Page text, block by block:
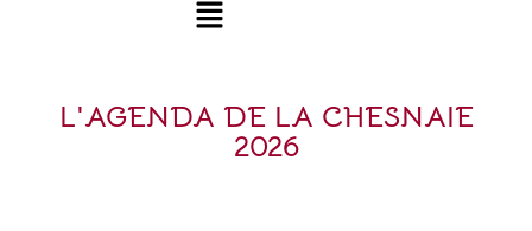
L'AGENDA DE LA CHESNAIE
2026